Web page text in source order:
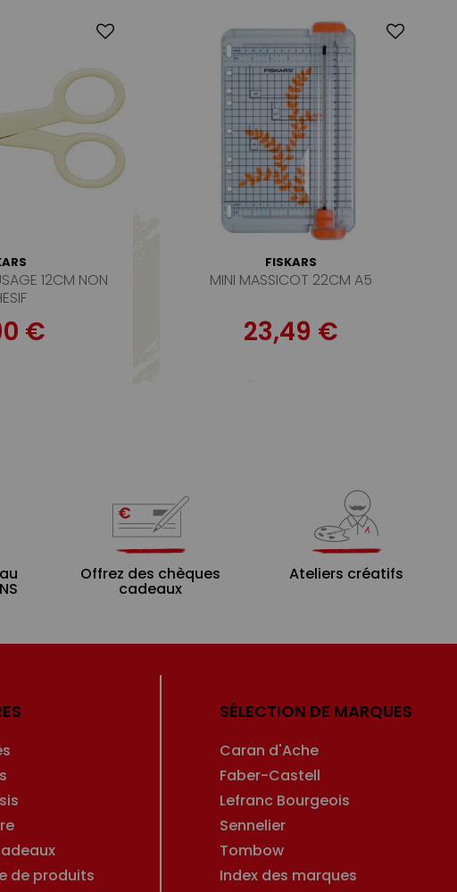
12CM NON
€
FISKARS
MINI MASSICOT 22CM A5
23,49 €
Offrez des chèques
cadeaux
Ateliers créatifs
de produits
SÉLECTION DE MARQUES
Caran d'Ache
Faber-Castell
Lefranc Bourgeois
Sennelier
Tombow
Index des marques